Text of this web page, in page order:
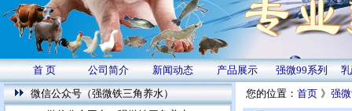
首 页 公司简介 新闻动态 产品展示 强微99系列
微信公众号（强微铁三角养水）
您的位置： 首页 》 强